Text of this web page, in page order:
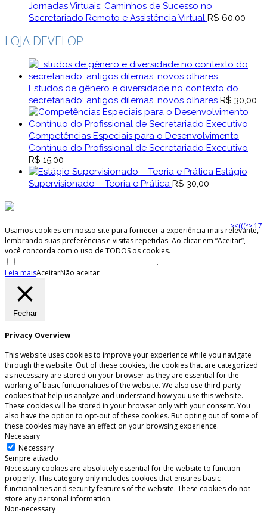
Jornadas Virtuais: Caminhos de Sucesso no
Secretariado Remoto e Assistência Virtual R$ 60,00
LOJA DEVELOP
Estudos de gênero e diversidade no contexto do
secretariado: antigos dilemas, novos olhares R$ 30,00
Competências Especiais para o Desenvolvimento
Contínuo do Profissional de Secretariado Executivo
R$ 15,00
Estágio
Supervisionado – Teoria e Prática R$ 30,00
><(((º> 17
Usamos cookies em nosso site para fornecer a experiência mais relevante,
lembrando suas preferências e visitas repetidas. Ao clicar em “Aceitar”,
você concorda com o uso de TODOS os cookies.
.
Leia maisAceitarNão aceitar
Fechar
Privacy Overview
This website uses cookies to improve your experience while you navigate
through the website. Out of these cookies, the cookies that are categorized
as necessary are stored on your browser as they are essential for the
working of basic functionalities of the website. We also use third-party
cookies that help us analyze and understand how you use this website.
These cookies will be stored in your browser only with your consent. You
also have the option to opt-out of these cookies. But opting out of some of
these cookies may have an effect on your browsing experience.
Necessary
Necessary
Sempre ativado
Necessary cookies are absolutely essential for the website to function
properly. This category only includes cookies that ensures basic
functionalities and security features of the website. These cookies do not
store any personal information.
Non-necessary